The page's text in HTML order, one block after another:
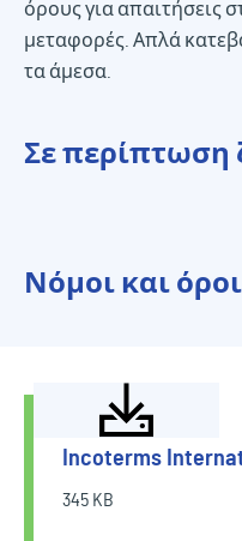
όρους για απαιτήσεις
μεταφορές. Απλά
τα άμεσα.
Σε περίπτωση
Νόμοι και όροι
Incoterms
345 KB